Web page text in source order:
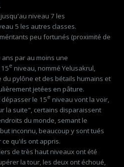
niveau 7 les
5 les autres classes.
peu fortunés (proximité de
par au moins une
e niveau, nommé Yelusakrul,
pylône et des bétails humains et
jetées en pâture.
le 15e niveau vont la voir,
la suite", certains disparaissent
du monde, semant le
inconnu, beaucoup y sont tués
qu'ils ont appris.
de très haut niveaux ont été
la tour, les deux ont échoué,